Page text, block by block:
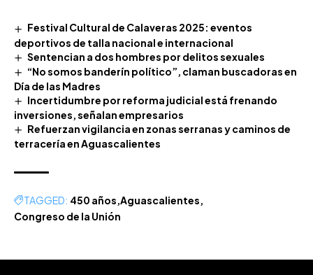
Festival Cultural de Calaveras 2025: eventos
deportivos de talla nacional e internacional
Sentencian a dos hombres por delitos sexuales
“No somos banderín político”, claman buscadoras en
Día de las Madres
Incertidumbre por reforma judicial está frenando
inversiones, señalan empresarios
Refuerzan vigilancia en zonas serranas y caminos de
terracería en Aguascalientes
TAGGED: 450 años Aguascalientes
Congreso de la Unión